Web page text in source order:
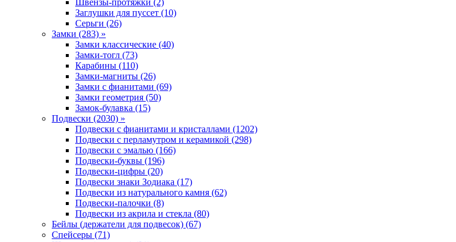
Швензы-протяжки (2)
Заглушки для пуссет (10)
Серьги (26)
Замки (283) »
Замки классические (40)
Замки-тогл (73)
Карабины (110)
Замки-магниты (26)
Замки с фианитами (69)
Замки геометрия (50)
Замок-булавка (15)
Подвески (2030) »
Подвески с фианитами и кристаллами (1202)
Подвески с перламутром и керамикой (298)
Подвески с эмалью (166)
Подвески-буквы (196)
Подвески-цифры (20)
Подвески знаки Зодиака (17)
Подвески из натурального камня (62)
Подвески-палочки (8)
Подвески из акрила и стекла (80)
Бейлы (держатели для подвесок) (67)
Спейсеры (71)